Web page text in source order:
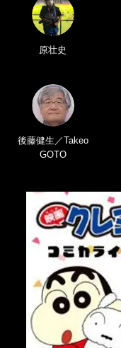
原壮史
後藤健生／Takeo
GOTO